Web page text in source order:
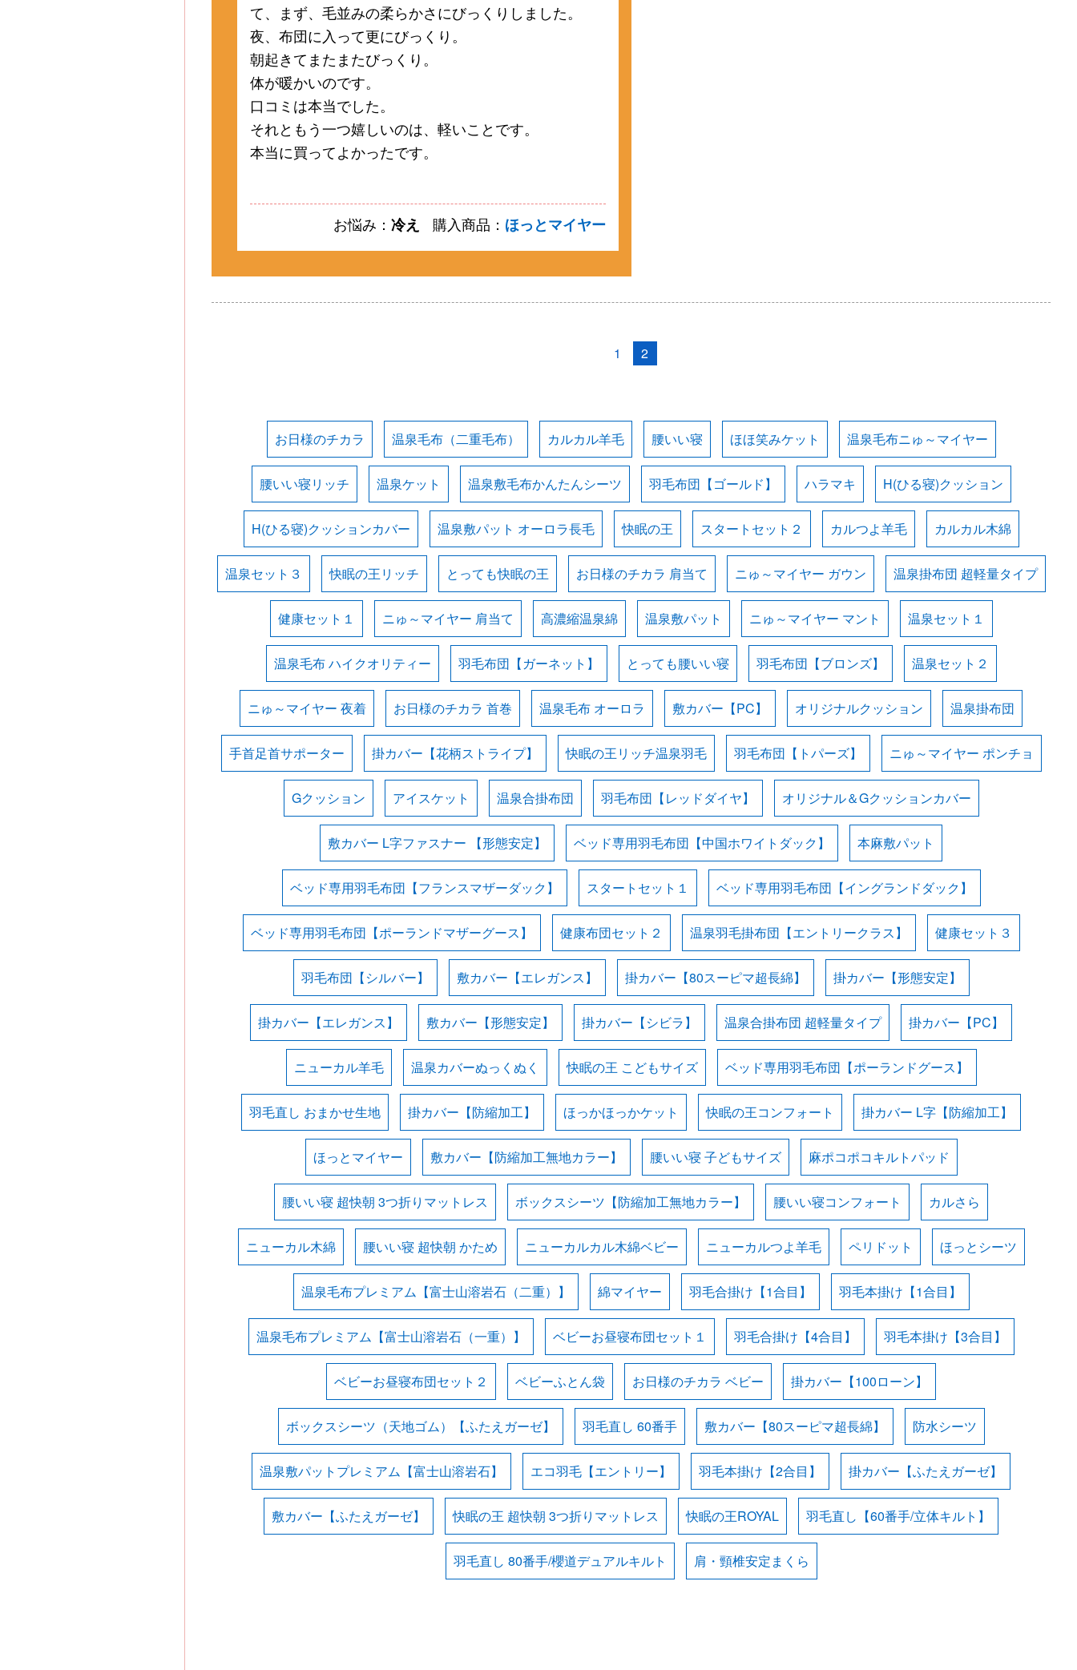
て、まず、毛並みの柔らかさにびっくりしました。
夜、布団に入って更にびっくり。
朝起きてまたまたびっくり。
体が暖かいのです。
口コミは本当でした。
それともう一つ嬉しいのは、軽いことです。
本当に買ってよかったです。
お悩み： 冷え 購入商品： ほっとマイヤー
1 2
お日様のチカラ 温泉毛布（二重毛布） カルカル羊毛 腰いい寝 ほほ笑みケット 温泉毛布ニゅ～マイヤー
腰いい寝リッチ 温泉ケット 温泉敷毛布かんたんシーツ 羽毛布団【ゴールド】 ハラマキ H(ひる寝)クッション
H(ひる寝)クッションカバー 温泉敷パット オーロラ長毛 快眠の王 スタートセット２ カルつよ羊毛 カルカル木綿
温泉セット３ 快眠の王リッチ とっても快眠の王 お日様のチカラ 肩当て ニゅ～マイヤー ガウン 温泉掛布団 超軽量タイプ
健康セット１ ニゅ～マイヤー 肩当て 高濃縮温泉綿 温泉敷パット ニゅ～マイヤー マント 温泉セット１
温泉毛布 ハイクオリティー 羽毛布団【ガーネット】 とっても腰いい寝 羽毛布団【ブロンズ】 温泉セット２
ニゅ～マイヤー 夜着 お日様のチカラ 首巻 温泉毛布 オーロラ 敷カバー【PC】 オリジナルクッション 温泉掛布団
手首足首サポーター 掛カバー【花柄ストライプ】 快眠の王リッチ温泉羽毛 羽毛布団【トパーズ】 ニゅ～マイヤー ポンチョ
Gクッション アイスケット 温泉合掛布団 羽毛布団【レッドダイヤ】 オリジナル＆Gクッションカバー
敷カバー L字ファスナー 【形態安定】 ベッド専用羽毛布団【中国ホワイトダック】 本麻敷パット
ベッド専用羽毛布団【フランスマザーダック】 スタートセット１ ベッド専用羽毛布団【イングランドダック】
ベッド専用羽毛布団【ポーランドマザーグース】 健康布団セット２ 温泉羽毛掛布団【エントリークラス】 健康セット３
羽毛布団【シルバー】 敷カバー【エレガンス】 掛カバー【80スーピマ超長綿】 掛カバー【形態安定】
掛カバー【エレガンス】 敷カバー【形態安定】 掛カバー【シビラ】 温泉合掛布団 超軽量タイプ 掛カバー【PC】
ニューカル羊毛 温泉カバーぬっくぬく 快眠の王 こどもサイズ ベッド専用羽毛布団【ポーランドグース】
羽毛直し おまかせ生地 掛カバー【防縮加工】 ほっかほっかケット 快眠の王コンフォート 掛カバー L字【防縮加工】
ほっとマイヤー 敷カバー【防縮加工無地カラー】 腰いい寝 子どもサイズ 麻ポコポコキルトパッド
腰いい寝 超快朝 3つ折りマットレス ボックスシーツ【防縮加工無地カラー】 腰いい寝コンフォート カルさら
ニューカル木綿 腰いい寝 超快朝 かため ニューカルカル木綿ベビー ニューカルつよ羊毛 ペリドット ほっとシーツ
温泉毛布プレミアム【富士山溶岩石（二重）】 綿マイヤー 羽毛合掛け【1合目】 羽毛本掛け【1合目】
温泉毛布プレミアム【富士山溶岩石（一重）】 ベビーお昼寝布団セット１ 羽毛合掛け【4合目】 羽毛本掛け【3合目】
ベビーお昼寝布団セット２ ベビーふとん袋 お日様のチカラ ベビー 掛カバー【100ローン】
ボックスシーツ（天地ゴム）【ふたえガーゼ】 羽毛直し 60番手 敷カバー【80スーピマ超長綿】 防水シーツ
温泉敷パットプレミアム【富士山溶岩石】 エコ羽毛【エントリー】 羽毛本掛け【2合目】 掛カバー【ふたえガーゼ】
敷カバー【ふたえガーゼ】 快眠の王 超快朝 3つ折りマットレス 快眠の王ROYAL 羽毛直し【60番手/立体キルト】
羽毛直し 80番手/櫻道デュアルキルト 肩・頸椎安定まくら